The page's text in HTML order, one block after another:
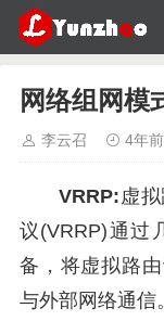
网络组网模
李云召 4年前
VRRP:虚
议(VRRP)通过
备，将虚拟路
与外部网络通信。